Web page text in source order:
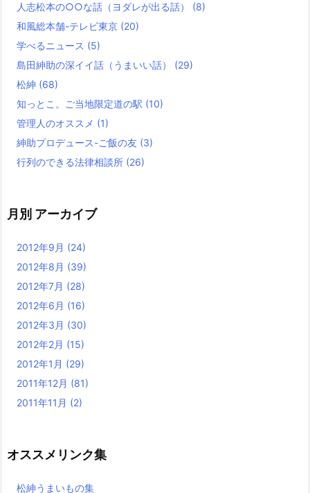
人志松本の○○な話（ヨダレが出る話） (8)
和風総本舗-テレビ東京 (20)
学べるニュース (5)
島田紳助の深イイ話（うまいい話） (29)
松紳 (68)
知っとこ。ご当地限定道の駅 (10)
管理人のオススメ (1)
紳助プロデュース-ご飯の友 (3)
行列のできる法律相談所 (26)
月別 アーカイブ
2012年9月 (24)
2012年8月 (39)
2012年7月 (28)
2012年6月 (16)
2012年3月 (30)
2012年2月 (15)
2012年1月 (29)
2011年12月 (81)
2011年11月 (2)
オススメリンク集
松紳うまいもの集